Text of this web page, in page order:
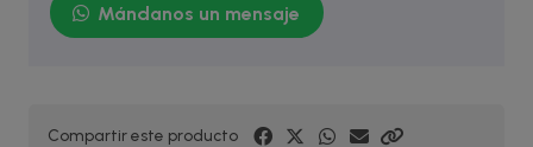
Mándanos un mensaje
Compartir este producto